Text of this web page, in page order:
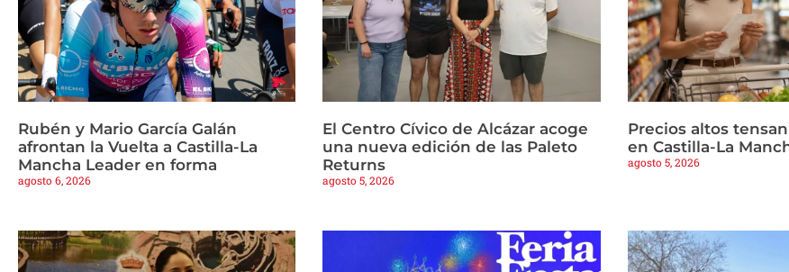
Rubén y Mario García Galán
afrontan la Vuelta a Castilla-La
Mancha Leader en forma
agosto 6, 2026
El Centro Cívico de Alcázar acoge
una nueva edición de las Paleto
Returns
agosto 5, 2026
Precios altos
en Castilla-La
agosto 5, 2026